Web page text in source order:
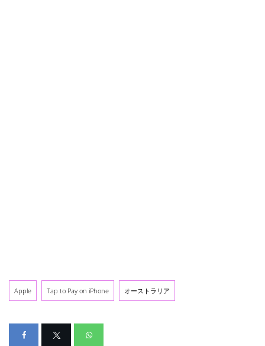
Apple Tap to Pay on iPhone オーストラリア